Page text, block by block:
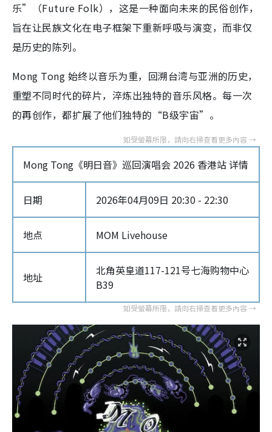
乐”（Future Folk），这是一种面向未来的民俗创作，
旨在让民族文化在电子框架下重新呼吸与演变，而非仅
是历史的陈列。
Mong Tong 始终以音乐为重，回溯台湾与亚洲的历史，
重塑不同时代的碎片，淬炼出独特的音乐风格。每一次
的再创作，都扩展了他们独特的“B级宇宙”。
Mong Tong《明日音》巡回演唱会 2026 香港站 详情
日期 2026年04月09日 20:30 - 22:30
地点 MOM Livehouse
地址
北角英皇道117-121号七海购物中心
B39